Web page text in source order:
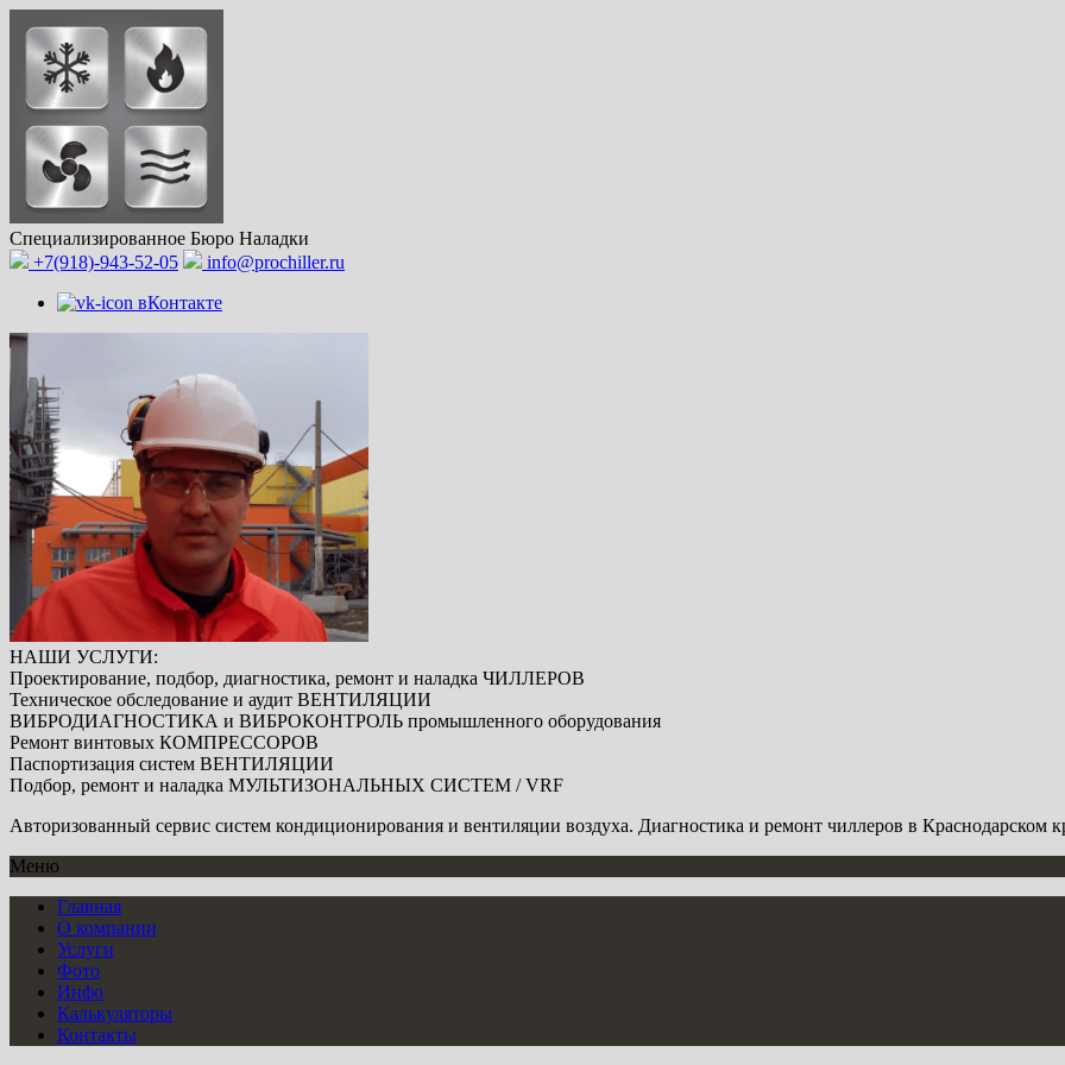
Специализированное Бюро Наладки
+7(918)-943-52-05
info@prochiller.ru
вКонтакте
НАШИ УСЛУГИ:
Проектирование, подбор, диагностика, ремонт и наладка ЧИЛЛЕРОВ
Техническое обследование и аудит ВЕНТИЛЯЦИИ
ВИБРОДИАГНОСТИКА и ВИБРОКОНТРОЛЬ промышленного оборудования
Ремонт винтовых КОМПРЕССОРОВ
Паспортизация систем ВЕНТИЛЯЦИИ
Подбор, ремонт и наладка МУЛЬТИЗОНАЛЬНЫХ СИСТЕМ / VRF
Авторизованный сервис систем кондиционирования и вентиляции воздуха. Диагностика и ремонт чиллеров в Краснодарском
Меню
Главная
О компании
Услуги
Фото
Инфо
Калькуляторы
Контакты